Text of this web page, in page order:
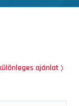
ajánlat